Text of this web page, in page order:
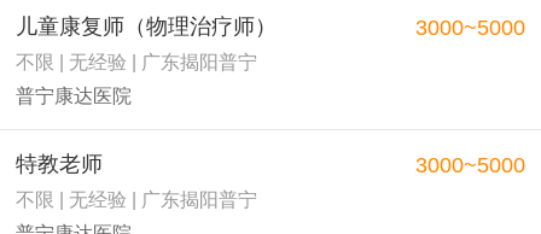
儿童康复师（物理治疗师）
不限 | 无经验 | 广东揭阳普宁
普宁康达医院
3000~5000
特教老师
不限 | 无经验 | 广东揭阳普宁
3000~5000